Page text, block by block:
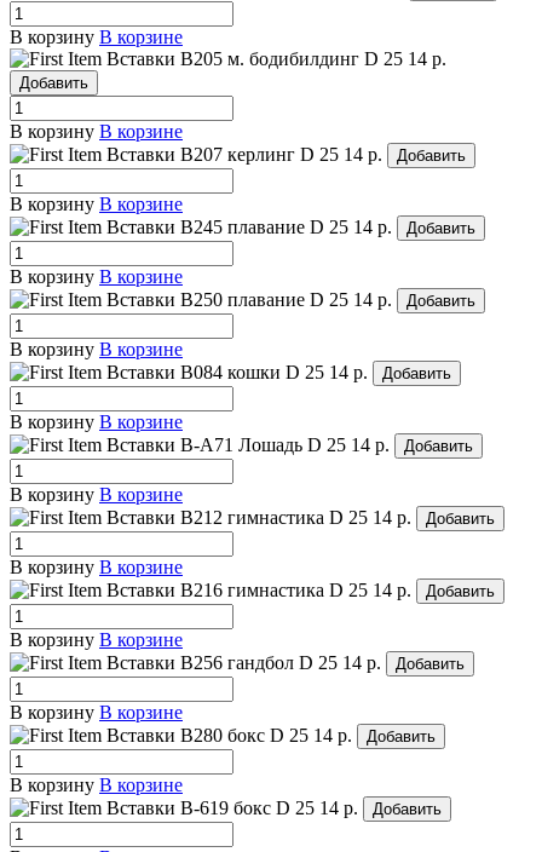
В корзину В корзине
Вставки B205 м. бодибилдинг D 25 14 р.
Добавить
В корзину В корзине
Вставки B207 керлинг D 25 14 р. Добавить
В корзину В корзине
Вставки B245 плавание D 25 14 р. Добавить
В корзину В корзине
Вставки B250 плавание D 25 14 р. Добавить
В корзину В корзине
Вставки B084 кошки D 25 14 р. Добавить
В корзину В корзине
Вставки B-A71 Лошадь D 25 14 р. Добавить
В корзину В корзине
Вставки B212 гимнастика D 25 14 р. Добавить
В корзину В корзине
Вставки B216 гимнастика D 25 14 р. Добавить
В корзину В корзине
Вставки B256 гандбол D 25 14 р. Добавить
В корзину В корзине
Вставки B280 бокс D 25 14 р. Добавить
В корзину В корзине
Вставки B-619 бокс D 25 14 р. Добавить